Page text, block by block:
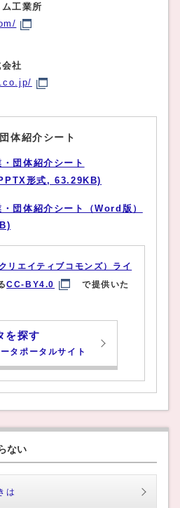
工業所
社
体紹介シート
団体紹介シート
形式, 63.29KB)
団体紹介シート（Word版）
リエイティブコモンズ）ライ
CC-BY4.0
で提供いた
を探す
タポータルサイト
ない
は